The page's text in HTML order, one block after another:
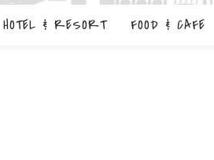
HOTEL & RESORT FOOD & CAFE